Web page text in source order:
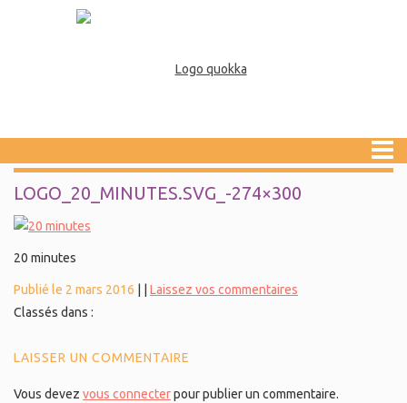
LOGO_20_MINUTES.SVG_-274×300
20 minutes
Publié le 2 mars 2016
Laissez vos commentaires
Classés dans :
LAISSER UN COMMENTAIRE
Vous devez vous connecterpour publier un commentaire.